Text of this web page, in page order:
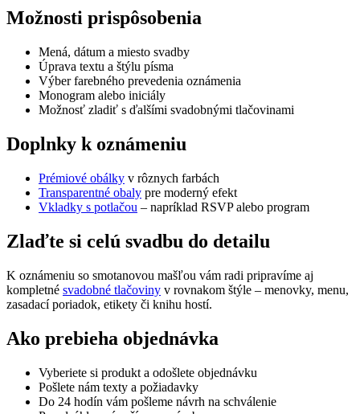
Možnosti prispôsobenia
Mená, dátum a miesto svadby
Úprava textu a štýlu písma
Výber farebného prevedenia oznámenia
Monogram alebo iniciály
Možnosť zladiť s ďalšími svadobnými tlačovinami
Doplnky k oznámeniu
Prémiové obálky v rôznych farbách
Transparentné obaly pre moderný efekt
Vkladky s potlačou – napríklad RSVP alebo program
Zlaďte si celú svadbu do detailu
K oznámeniu so smotanovou mašľou vám radi pripravíme aj
kompletné svadobné tlačoviny v rovnakom štýle – menovky, menu,
zasadací poriadok, etikety či knihu hostí.
Ako prebieha objednávka
Vyberiete si produkt a odošlete objednávku
Pošlete nám texty a požiadavky
Do 24 hodín vám pošleme návrh na schválenie